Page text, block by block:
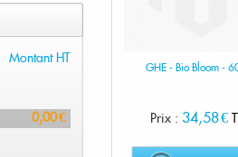
GHE - Bio Bloom -
Prix : 34,58 €
Montant HT
0,00 €